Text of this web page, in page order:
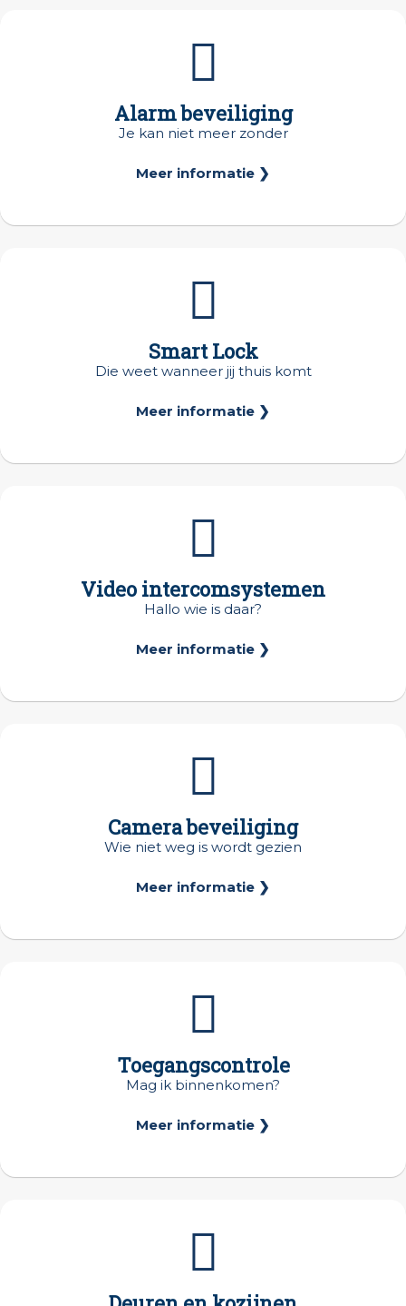
Alarm beveiliging
Je kan niet meer zonder
Meer informatie ❯
Smart Lock
Die weet wanneer jij thuis komt
Meer informatie ❯
Video intercomsystemen
Hallo wie is daar?
Meer informatie ❯
Camera beveiliging
Wie niet weg is wordt gezien
Meer informatie ❯
Toegangscontrole
Mag ik binnenkomen?
Meer informatie ❯